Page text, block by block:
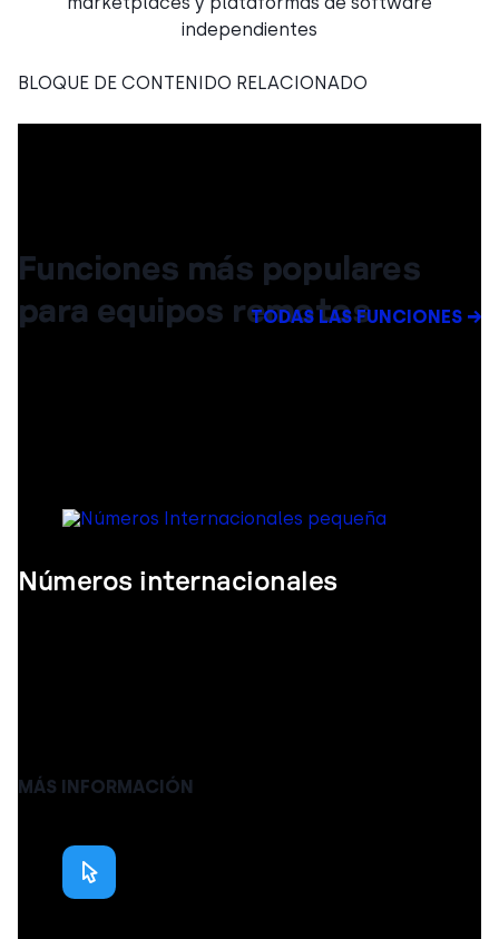
independientes
BLOQUE DE CONTENIDO RELACIONADO
Funciones más populares
para equipos remotos
TODAS LAS FUNCIONES →
Números internacionales
MÁS INFORMACIÓN